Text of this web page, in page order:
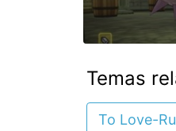
Temas
To Love-